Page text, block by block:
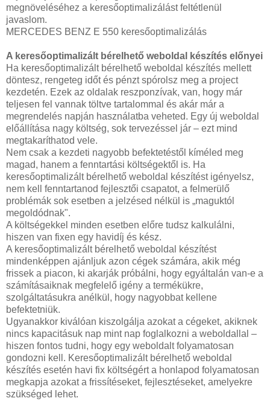
megnöveléséhez a keresőoptimalizálást feltétlenül
javaslom.
MERCEDES BENZ E 550 keresőoptimalizálás
A keresőoptimalizált bérelhető weboldal készítés előnyei
Ha keresőoptimalizált bérelhető weboldal készítés mellett
döntesz, rengeteg időt és pénzt spórolsz meg a project
kezdetén. Ezek az oldalak reszponzívak, van, hogy már
teljesen fel vannak töltve tartalommal és akár már a
megrendelés napján használatba veheted. Egy új weboldal
előállítása nagy költség, sok tervezéssel jár – ezt mind
megtakaríthatod vele.
Nem csak a kezdeti nagyobb befektetéstől kíméled meg
magad, hanem a fenntartási költségektől is. Ha
keresőoptimalizált bérelhető weboldal készítést igényelsz,
nem kell fenntartanod fejlesztői csapatot, a felmerülő
problémák sok esetben a jelzésed nélkül is „maguktól
megoldódnak".
A költségekkel minden esetben előre tudsz kalkulálni,
hiszen van fixen egy havidíj és kész.
A keresőoptimalizált bérelhető weboldal készítést
mindenképpen ajánljuk azon cégek számára, akik még
frissek a piacon, ki akarják próbálni, hogy egyáltalán van-e a
számításaiknak megfelelő igény a termékükre,
szolgáltatásukra anélkül, hogy nagyobbat kellene
befektetniük.
Ugyanakkor kiválóan kiszolgálja azokat a cégeket, akiknek
nincs kapacitásuk nap mint nap foglalkozni a weboldallal –
hiszen fontos tudni, hogy egy weboldalt folyamatosan
gondozni kell. Keresőoptimalizált bérelhető weboldal
készítés esetén havi fix költségért a honlapod folyamatosan
megkapja azokat a frissítéseket, fejlesztéseket, amelyekre
szükséged lehet.